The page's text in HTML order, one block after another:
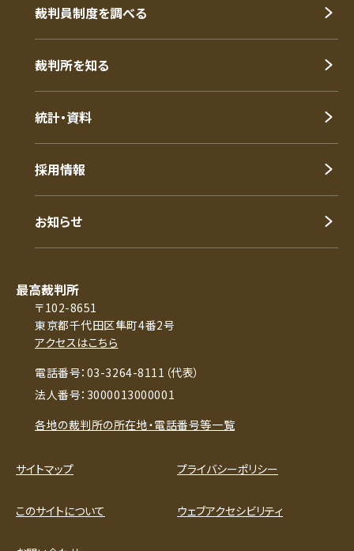
裁判員制度を調べる
裁判所を知る
統計・資料
採用情報
お知らせ
最高裁判所
〒102-8651
東京都千代田区隼町4番2号
アクセスはこちら
電話番号：03-3264-8111（代表）
法人番号：3000013000001
各地の裁判所の所在地・電話番号等一覧
サイトマップ プライバシーポリシー
このサイトについて ウェブアクセシビリティ